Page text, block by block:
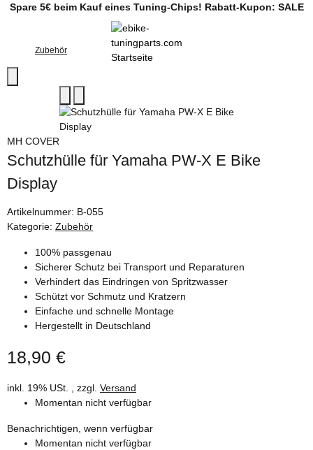
Spare 5€ beim Kauf eines Tuning-Chips! Rabatt-Kupon: SALE
Zubehör
MH COVER
Schutzhülle für Yamaha PW-X E Bike
Display
Artikelnummer: B-055
Kategorie: Zubehör
100% passgenau
Sicherer Schutz bei Transport und Reparaturen
Verhindert das Eindringen von Spritzwasser
Schützt vor Schmutz und Kratzern
Einfache und schnelle Montage
Hergestellt in Deutschland
18,90 €
inkl. 19% USt. , zzgl. Versand
Momentan nicht verfügbar
Benachrichtigen, wenn verfügbar
Momentan nicht verfügbar